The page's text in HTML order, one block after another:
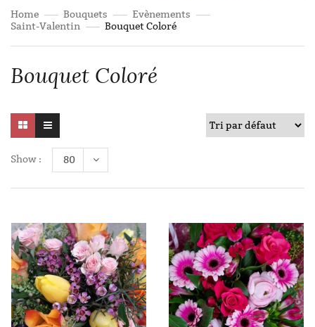
Home Bouquets
Evènements
Saint-Valentin
Bouquet Coloré
Bouquet Coloré
Show : 80